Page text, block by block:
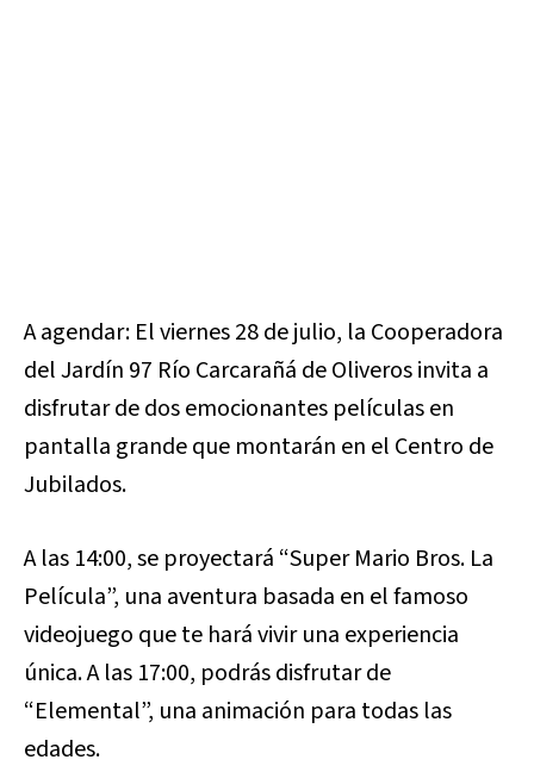
A agendar: El viernes 28 de julio, la Cooperadora
del Jardín 97 Río Carcarañá de Oliveros invita a
disfrutar de dos emocionantes películas en
pantalla grande que montarán en el Centro de
Jubilados.
A las 14:00, se proyectará “Super Mario Bros. La
Película”, una aventura basada en el famoso
videojuego que te hará vivir una experiencia
única. A las 17:00, podrás disfrutar de
“Elemental”, una animación para todas las
edades.